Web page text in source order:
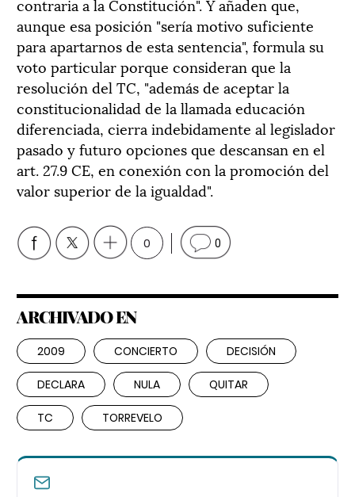
contraria a la Constitución". Y añaden que,
aunque esa posición "sería motivo suficiente
para apartarnos de esta sentencia", formula su
voto particular porque consideran que la
resolución del TC, "además de aceptar la
constitucionalidad de la llamada educación
diferenciada, cierra indebidamente al legislador
pasado y futuro opciones que descansan en el
art. 27.9 CE, en conexión con la promoción del
valor superior de la igualdad".
0 0
ARCHIVADO EN
2009 CONCIERTO DECISIÓN
DECLARA NULA QUITAR
TC TORREVELO